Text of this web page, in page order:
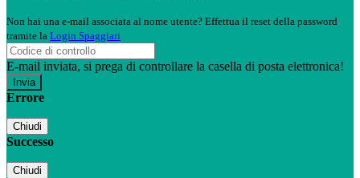
Non hai una e-mail associata al nome utente? Effettua il reset della password
tramite la Login Spaggiari
E-mail inviata, si prega di controllare la casella di posta elettronica!
Errore
Chiudi
Successo
Chiudi